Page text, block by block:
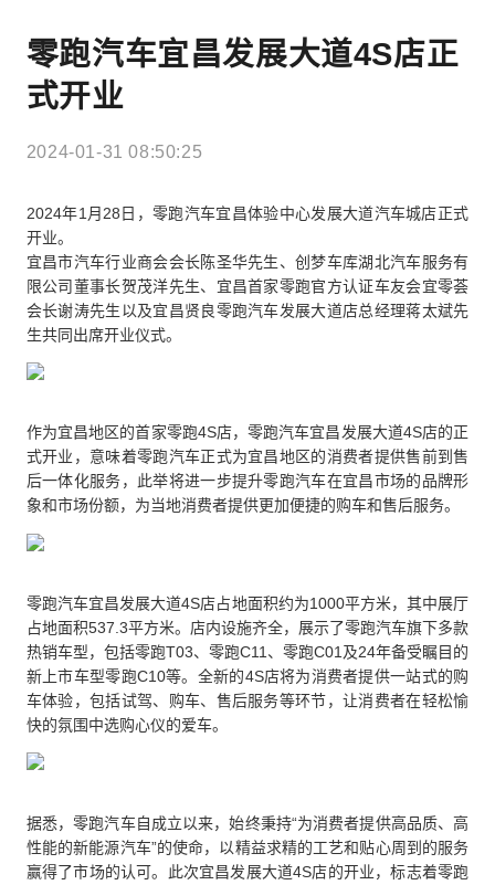
零跑汽车宜昌发展大道4S店正
式开业
2024-01-31 08:50:25
2024年1月28日，零跑汽车宜昌体验中心发展大道汽车城店正式
开业。
宜昌市汽车行业商会会长陈圣华先生、创梦车库湖北汽车服务有
限公司董事长贺茂洋先生、宜昌首家零跑官方认证车友会宜零荟
会长谢涛先生以及宜昌贤良零跑汽车发展大道店总经理蒋太斌先
生共同出席开业仪式。
作为宜昌地区的首家零跑4S店，零跑汽车宜昌发展大道4S店的正
式开业，意味着零跑汽车正式为宜昌地区的消费者提供售前到售
后一体化服务，此举将进一步提升零跑汽车在宜昌市场的品牌形
象和市场份额，为当地消费者提供更加便捷的购车和售后服务。
零跑汽车宜昌发展大道4S店占地面积约为1000平方米，其中展厅
占地面积537.3平方米。店内设施齐全，展示了零跑汽车旗下多款
热销车型，包括零跑T03、零跑C11、零跑C01及24年备受瞩目的
新上市车型零跑C10等。全新的4S店将为消费者提供一站式的购
车体验，包括试驾、购车、售后服务等环节，让消费者在轻松愉
快的氛围中选购心仪的爱车。
据悉，零跑汽车自成立以来，始终秉持“为消费者提供高品质、高
性能的新能源汽车”的使命，以精益求精的工艺和贴心周到的服务
赢得了市场的认可。此次宜昌发展大道4S店的开业，标志着零跑